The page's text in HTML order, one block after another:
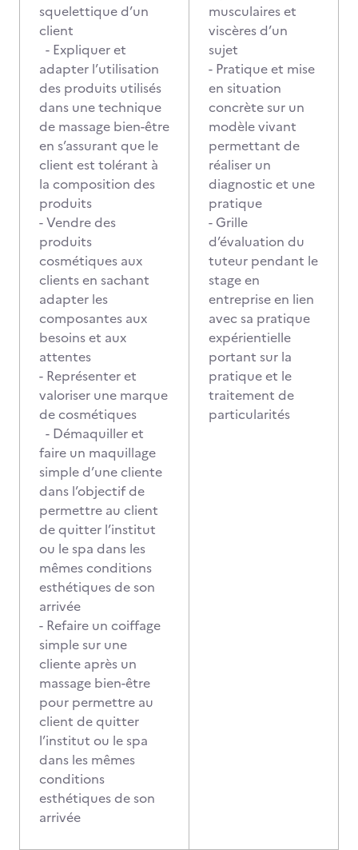
squelettique d’un
client
- Expliquer et
adapter l’utilisation
des produits utilisés
dans une technique
de massage bien-être
en s’assurant que le
client est tolérant à
la composition des
produits
- Vendre des
produits
cosmétiques aux
clients en sachant
adapter les
composantes aux
besoins et aux
attentes
- Représenter et
valoriser une marque
de cosmétiques
- Démaquiller et
faire un maquillage
simple d’une cliente
dans l’objectif de
permettre au client
de quitter l’institut
ou le spa dans les
mêmes conditions
esthétiques de son
arrivée
- Refaire un coiffage
simple sur une
cliente après un
massage bien-être
pour permettre au
client de quitter
l’institut ou le spa
dans les mêmes
conditions
esthétiques de son
arrivée
musculaires et
viscères d’un
sujet
- Pratique et mise
en situation
concrète sur un
modèle vivant
permettant de
réaliser un
diagnostic et une
pratique
- Grille
d’évaluation du
tuteur pendant le
stage en
entreprise en lien
avec sa pratique
expérientielle
portant sur la
pratique et le
traitement de
particularités